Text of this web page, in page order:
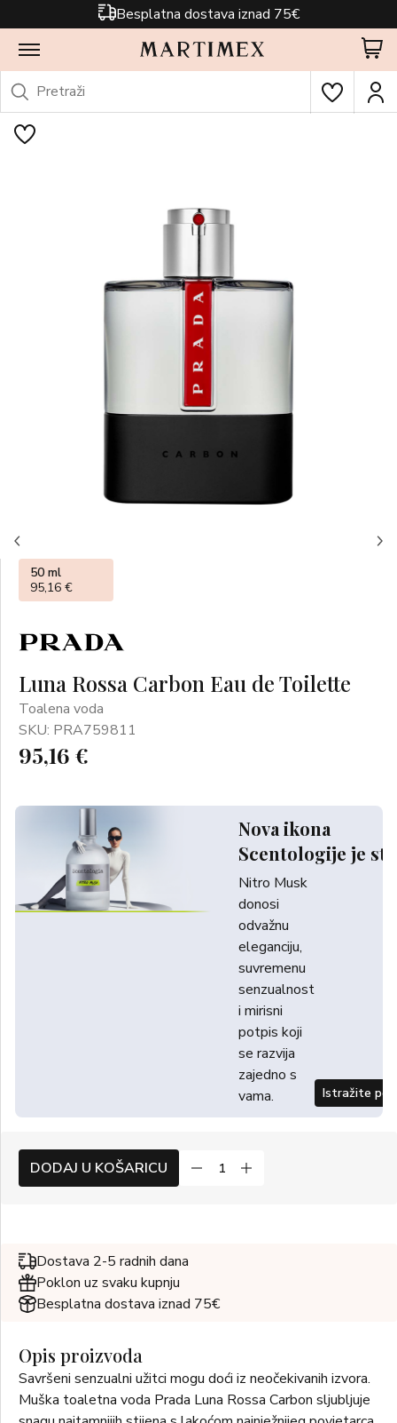
Besplatna dostava iznad 75€
Luna Rossa Carbon Eau de Toilette
Toalena voda
SKU: PRA759811
95,16 €
Nova ikona
Scentologije je
Nitro Musk
donosi
odvažnu
eleganciju,
suvremenu
senzualnost
i mirisni
potpis koji
se razvija
zajedno s
vama.
Istražite
50 ml
95,16 €
DODAJ U KOŠARICU
Dostava 2-5 radnih dana
Poklon uz svaku kupnju
Besplatna dostava iznad 75€
Opis proizvoda
Savršeni senzualni užitci mogu doći iz neočekivanih izvora.
Muška toaletna voda Prada Luna Rossa Carbon sljubljuje